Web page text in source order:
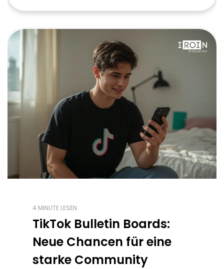
4 MINUTE LESEN
TikTok Bulletin Boards:
Neue Chancen für eine
starke Community